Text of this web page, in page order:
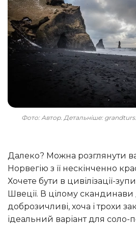
Фото: Автор. Детальніше:
Далеко? Можна розглянути варіант ближче —
Норвегію з її нескінченно
Хочете бути в цивілізації-
Швеції. В цілому
доброзичливі, хоча і трохи
ідеальний варіант для соло-